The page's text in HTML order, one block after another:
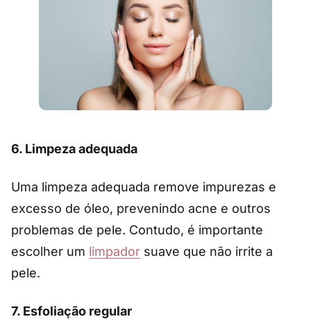
6. Limpeza adequada
Uma limpeza adequada remove impurezas e
excesso de óleo, prevenindo acne e outros
problemas de pele. Contudo, é importante
escolher um limpador suave que não irrite a
pele.
7. Esfoliação regular